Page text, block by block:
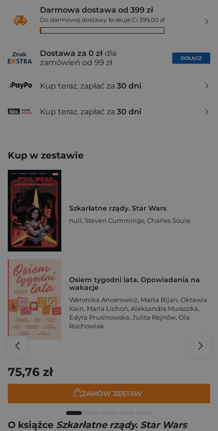
Darmowa dostawa od 399 zł
Do darmowej dostawy brakuje Ci 399,00 zł
Dostawa za 0 zł dla
zamówień od 99 zł
DOŁĄCZ
Kup teraz, zapłać za 30 dni
Kup teraz, zapłać za 30 dni
Kup w zestawie
Szkarłatne rządy. Star Wars
null, Steven Cummings, Charles Soule
Osiem tygodni lata. Opowiadania na
wakacje
Weronika Ancerowicz, Marta Bijan, Oktawia
Kain, Maria Lichoń, Aleksandra Muraszka,
Edyta Prusinowska, Julita Rejnów, Ola
Rochowiak
75,76 zł
ZAMÓW ZESTAW
O książce Szkarłatne rządy. Star Wars